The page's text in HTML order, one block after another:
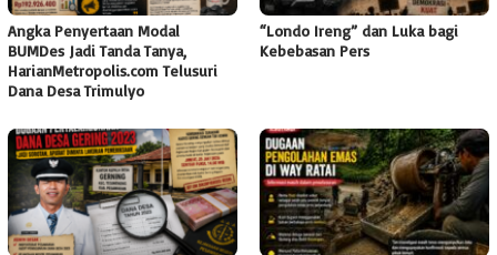
Angka Penyertaan Modal
BUMDes Jadi Tanda Tanya,
HarianMetropolis.com Telusuri
Dana Desa Trimulyo
“Londo Ireng” dan Luka bagi
Kebebasan Pers